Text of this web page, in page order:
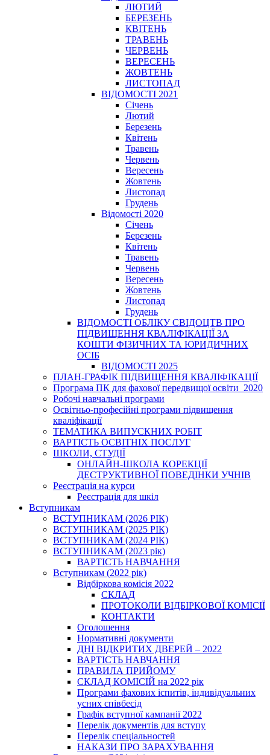
ЛЮТИЙ
БЕРЕЗЕНЬ
КВІТЕНЬ
ТРАВЕНЬ
ЧЕРВЕНЬ
ВЕРЕСЕНЬ
ЖОВТЕНЬ
ЛИСТОПАД
ВІДОМОСТІ 2021
Січень
Лютий
Березень
Квітень
Травень
Червень
Вересень
Жовтень
Листопад
Грудень
Відомості 2020
Січень
Березень
Квітень
Травень
Червень
Вересень
Жовтень
Листопад
Грудень
ВІДОМОСТІ ОБЛІКУ СВІДОЦТВ ПРО
ПІДВИЩЕННЯ КВАЛІФІКАЦІЇ ЗА
КОШТИ ФІЗИЧНИХ ТА ЮРИДИЧНИХ
ОСІБ
ВІДОМОСТІ 2025
ПЛАН-ГРАФІК ПІДВИЩЕННЯ КВАЛІФІКАЦІЇ
Програма ПК для фахової передвищої освіти_2020
Робочі навчальні програми
Освітньо-професійні програми підвищення
кваліфікації
ТЕМАТИКА ВИПУСКНИХ РОБІТ
ВАРТІСТЬ ОСВІТНІХ ПОСЛУГ
ШКОЛИ, СТУДІЇ
ОНЛАЙН-ШКОЛА КОРЕКЦІЇ
ДЕСТРУКТИВНОЇ ПОВЕДІНКИ УЧНІВ
Реєстрація на курси
Реєстрація для шкіл
Вступникам
ВСТУПНИКАМ (2026 РІК)
ВСТУПНИКАМ (2025 РІК)
ВСТУПНИКАМ (2024 РІК)
ВСТУПНИКАМ (2023 рік)
ВАРТІСТЬ НАВЧАННЯ
Вступникам (2022 рік)
Відбіркова комісія 2022
СКЛАД
ПРОТОКОЛИ ВІДБІРКОВОЇ КОМІСІЇ
КОНТАКТИ
Оголошення
Нормативні документи
ДНІ ВІДКРИТИХ ДВЕРЕЙ – 2022
ВАРТІСТЬ НАВЧАННЯ
ПРАВИЛА ПРИЙОМУ
СКЛАД КОМІСІЙ на 2022 рік
Програми фахових іспитів, індивідуальних
усних співбесід
Графік вступної кампанії 2022
Перелік документів для вступу
Перелік спеціальностей
НАКАЗИ ПРО ЗАРАХУВАННЯ